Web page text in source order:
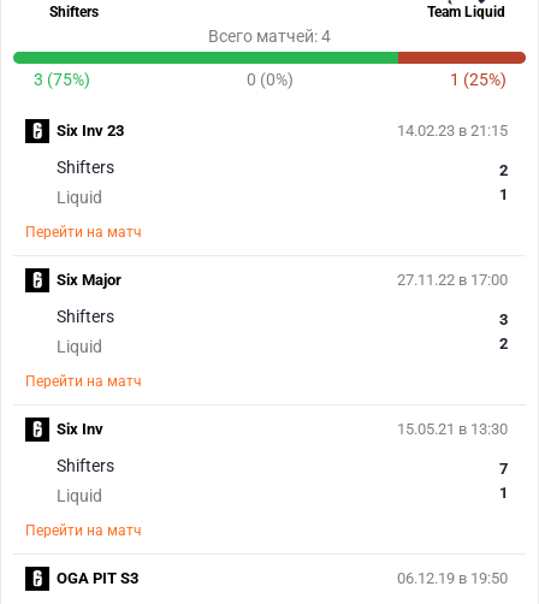
Shifters Team Liquid
Всего матчей: 4
3 (75%) 0 (0%) 1 (25%)
14.02.23 в 21:15
Shifters
Liquid
2
1
Перейти на матч
Six Inv 23
27.11.22 в 17:00
Shifters
Liquid
3
2
Перейти на матч
Six Major
15.05.21 в 13:30
Shifters
Liquid
7
1
Перейти на матч
Six Inv
06.12.19 в 19:50
OGA PIT S3